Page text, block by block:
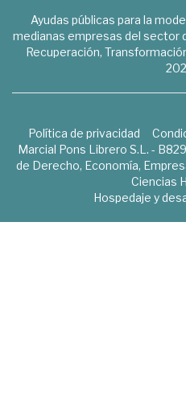
Ayudas públicas para la
medianas empresas del sector
Recuperación,
Política de privacidad
Marcial Pons Librero S.L. -
de Derecho, Economía,
Ciencias
Hospedaje y